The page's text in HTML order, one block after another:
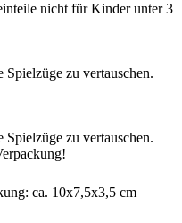
nicht für Kinder unter 3
zu vertauschen.
zu vertauschen.
ca. 10x7,5x3,5 cm